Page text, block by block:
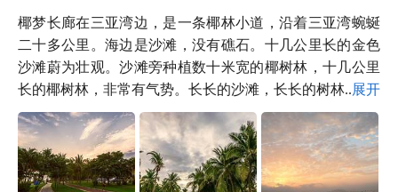
椰梦长廊在三亚湾边，是一条椰林小道，沿着三亚湾蜿蜒
二十多公里。海边是沙滩，没有礁石。十几公里长的金色
沙滩蔚为壮观。沙滩旁种植数十米宽的椰树林，十几公里
长的椰树林，非常有气势。长长的沙滩，长长的树林...展开